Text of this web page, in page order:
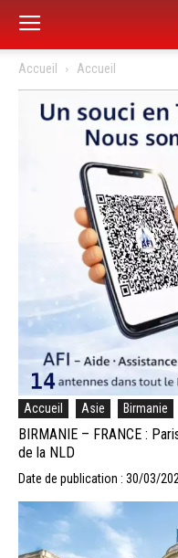
Accueil Accueil
Accueil Asie Birmanie
BIRMANIE – FRANCE :
de la NLD
Date de publication : 30/03/